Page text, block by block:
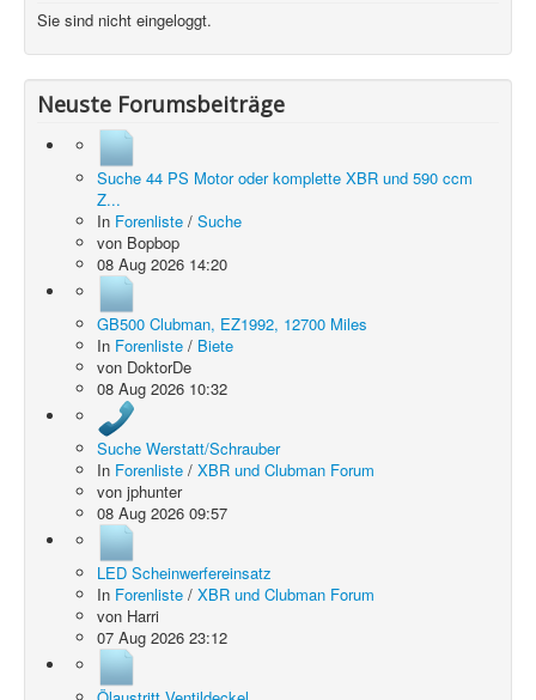
Sie sind nicht eingeloggt.
Neuste Forumsbeiträge
Suche 44 PS Motor oder komplette XBR und 590 ccm
Z...
In Forenliste / Suche
von Bopbop
08 Aug 2026 14:20
GB500 Clubman, EZ1992, 12700 Miles
In Forenliste / Biete
von DoktorDe
08 Aug 2026 10:32
Suche Werstatt/Schrauber
In Forenliste / XBR und Clubman Forum
von jphunter
08 Aug 2026 09:57
LED Scheinwerfereinsatz
In Forenliste / XBR und Clubman Forum
von Harri
07 Aug 2026 23:12